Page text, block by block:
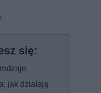
jak działają